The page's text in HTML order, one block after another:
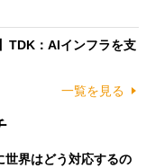
TDK：AIインフラを支
一覧を見る
界はどう対応するの